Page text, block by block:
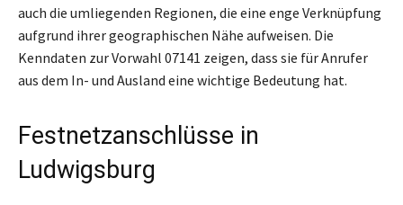
auch die umliegenden Regionen, die eine enge Verknüpfung
aufgrund ihrer geographischen Nähe aufweisen. Die
Kenndaten zur Vorwahl 07141 zeigen, dass sie für Anrufer
aus dem In- und Ausland eine wichtige Bedeutung hat.
Festnetzanschlüsse in
Ludwigsburg